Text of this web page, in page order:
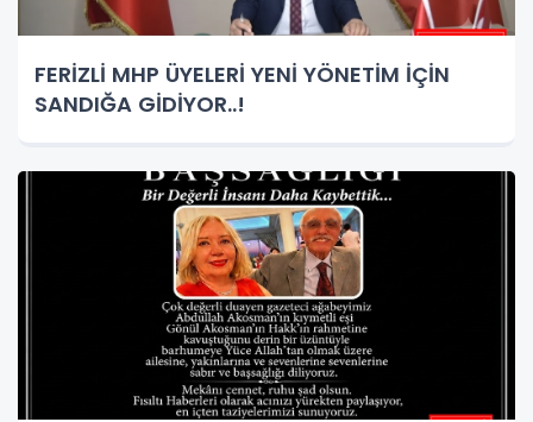
FERİZLİ MHP ÜYELERİ YENİ YÖNETİM İÇİN
SANDIĞA GİDİYOR..!